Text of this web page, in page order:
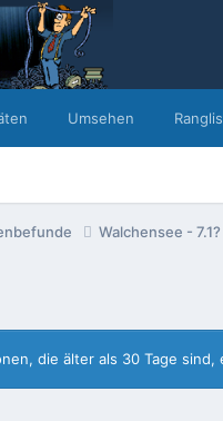
Umsehen
Walchensee - 7.1?
die älter als 30 Tage